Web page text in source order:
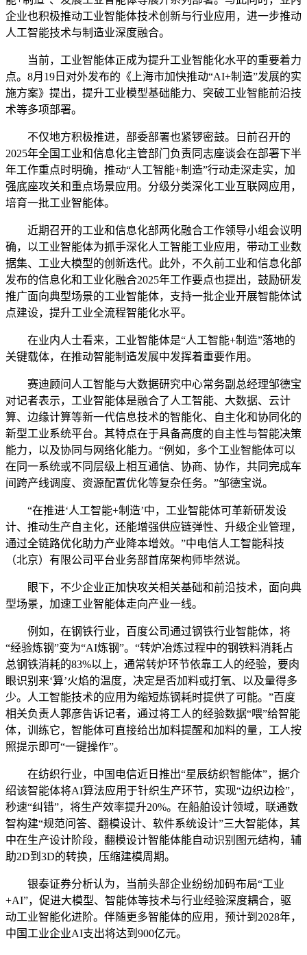
企业也积极推动工业智能体技术创新与行业应用，进一步推动
人工智能技术与制造业深度融合。
当前，工业智能体正成为提升工业智能化水平的重要着力
点。8月19日对外发布的《上海市加快推动“AI+制造”发展的实
施方案》提出，提升工业模型基础能力、突破工业智能前沿技
术等多项部署。
不仅地方积极推进，部委部署也紧锣密鼓。日前召开的
2025年全国工业和信息化主管部门负责同志座谈会在部署下半
年工作重点时明确，推动“人工智能+制造”行动走深走实，加
强底座攻关和重点场景应用。分级分类深化工业互联网应用，
培育一批工业智能体。
近期召开的工业和信息化部两化融合工作领导小组会议明
确，以工业智能体为抓手深化人工智能工业应用，带动工业数
据集、工业大模型的创新迭代。此外，不久前工业和信息化部
发布的信息化和工业化融合2025年工作要点也提出，鼓励研发
推广面向典型场景的工业智能体，支持一批企业开展智能体试
点建设，提升工业全流程智能化水平。
在业内人士看来，工业智能体是“人工智能+制造”落地的
关键载体，在推动智能制造发展中发挥着重要作用。
赛迪顾问人工智能与大数据研究中心常务副总经理邹德宝
对记者表示，工业智能体是融合了人工智能、大数据、云计
算、边缘计算等新一代信息技术的智能化、自主化和协同化的
新型工业系统平台。其特点在于具备高度的自主性与智能决策
能力，以及协同与网络化能力。“例如，多个工业智能体可以
在同一系统或不同层级上相互通信、协商、协作，共同完成车
间跨产线调度、资源配置优化等复杂任务。”邹德宝说。
“在推进‘人工智能+制造’中，工业智能体可革新研发设
计、推动生产自主化，还能增强供应链弹性、升级企业管理，
通过全链路优化助力产业降本增效。”中电信人工智能科技
（北京）有限公司平台业务部首席架构师毕然说。
眼下，不少企业正加快攻关相关基础和前沿技术，面向典
型场景，加速工业智能体走向产业一线。
例如，在钢铁行业，百度公司通过钢铁行业智能体，将
“经验炼钢”变为“AI炼钢”。“转炉冶炼过程中的钢铁料消耗占
总钢铁消耗的83%以上，通常转炉环节依靠工人的经验，要肉
眼识别来‘算’火焰的温度，决定是否加料或打氧、以及量得多
少。人工智能技术的应用为缩短炼钢耗时提供了可能。”百度
相关负责人郭彦告诉记者，通过将工人的经验数据“喂”给智能
体，训练它，智能体可直接给出加料提醒和加料的量，工人按
照提示即可“一键操作”。
在纺织行业，中国电信近日推出“星辰纺织智能体”，据介
绍该智能体将AI算法应用于针织生产环节，实现“边织边检”，
秒速“纠错”，将生产效率提升20%。在船舶设计领域，联通数
智构建“规范问答、翻模设计、软件系统设计”三大智能体，其
中在生产设计阶段，翻模设计智能体能自动识别图元结构，辅
助2D到3D的转换，压缩建模周期。
银泰证券分析认为，当前头部企业纷纷加码布局“工业
+AI”，促进大模型、智能体等技术与行业经验深度耦合，驱
动工业智能化进阶。伴随更多智能体的应用，预计到2028年，
中国工业企业AI支出将达到900亿元。